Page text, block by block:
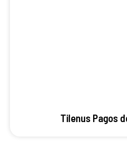
Tilenus Pagos